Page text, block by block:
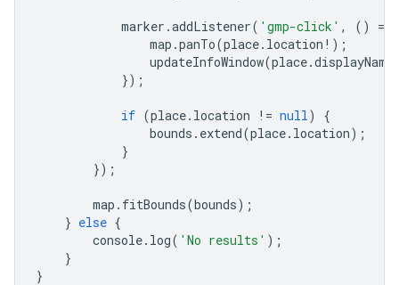
marker .addListener( 'gmp-click' , () =
map .panTo(place. location ! );
updateInfoWindow(place.displayName
});
if (place. location != null)
{
bounds . extend(place. location);
}
});
map . fitBounds(bounds);
} else {
console. log( 'No results' );
}
}